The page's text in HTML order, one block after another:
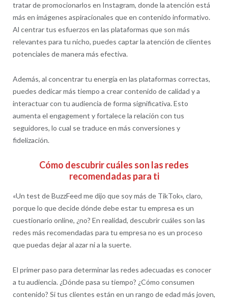
tratar de promocionarlos en Instagram, donde la atención está
más en imágenes aspiracionales que en contenido informativo.
Al centrar tus esfuerzos en las plataformas que son más
relevantes para tu nicho, puedes captar la atención de clientes
potenciales de manera más efectiva.
Además, al concentrar tu energía en las plataformas correctas,
puedes dedicar más tiempo a crear contenido de calidad y a
interactuar con tu audiencia de forma significativa. Esto
aumenta el engagement y fortalece la relación con tus
seguidores, lo cual se traduce en más conversiones y
fidelización.
Cómo descubrir cuáles son las redes
recomendadas para ti
«Un test de BuzzFeed me dijo que soy más de TikTok», claro,
porque lo que decide dónde debe estar tu empresa es un
cuestionario online, ¿no? En realidad, descubrir cuáles son las
redes más recomendadas para tu empresa no es un proceso
que puedas dejar al azar ni a la suerte.
El primer paso para determinar las redes adecuadas es conocer
a tu audiencia. ¿Dónde pasa su tiempo? ¿Cómo consumen
contenido? Si tus clientes están en un rango de edad más joven,